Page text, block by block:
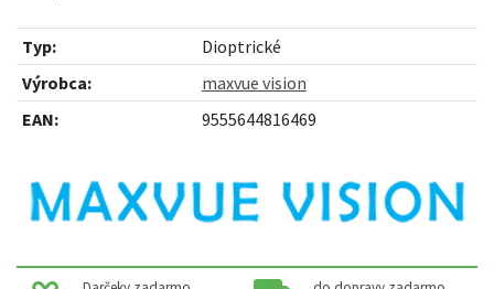
Typ:
Dioptrické
Výrobca:
maxvue vision
EAN:
9555644816469